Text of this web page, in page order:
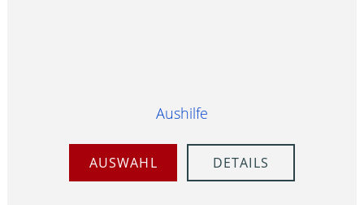
Aushilfe
AUSWAHL DETAILS